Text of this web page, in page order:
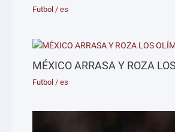
Futbol /es
MÉXICO ARRASA Y ROZA
Futbol /es